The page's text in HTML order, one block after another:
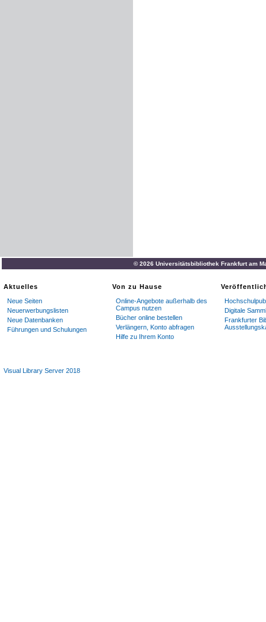
© 2026 Universitätsbibliothek Frankfurt am
Aktuelles
Neue Seiten
Neuerwerbungslisten
Neue Datenbanken
Führungen und Schulungen
Von zu Hause
Online-Angebote außerhalb des
Campus nutzen
Bücher online bestellen
Verlängern, Konto abfragen
Hilfe zu Ihrem Konto
Digitale
Frankfurter
Visual Library Server 2018